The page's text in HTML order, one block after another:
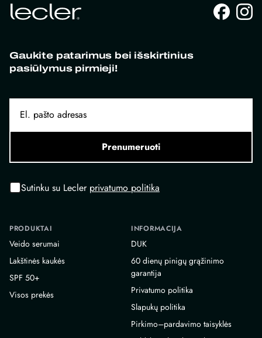
Gaukite patarimus bei išskirtinius
pasiūlymus pirmieji!
Prenumeruoti
Sutinku su Lecler privatumo politika
PRODUKTAI
Veido serumai
Lakštinės kaukės
SPF 50+
Visos prekės
INFORMACIJA
DUK
60 dienų pinigų grąžinimo
garantija
Privatumo politika
Slapukų politika
Pirkimo–pardavimo taisyklės